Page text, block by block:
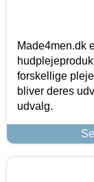
Made4men.dk
forskellige
bliver deres
udvalg.